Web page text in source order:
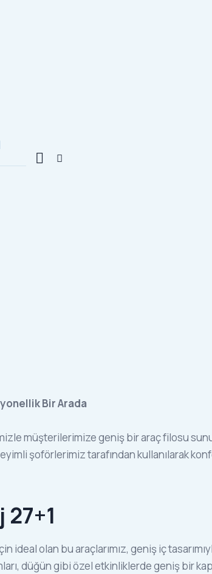
Bir Arada
müşterilerimize geniş bir araç filosu
şoförlerimiz tarafından kullanılarak
ideal olan bu araçlarımız, geniş iç
düğün gibi özel etkinliklerde geniş bir